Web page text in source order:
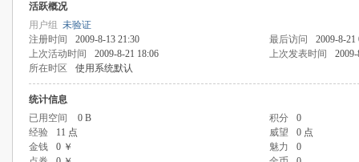
活跃概况
用户组 未验证
注册时间
2009-8-13 21:30 最后访问
2009-8-21
上次活动时间
2009-8-21 18:06 上次发表时间
所在时区
使用系统默认
统计信息
已用空间
0 B 积分
0
经验
11 点 威望
0 点
金钱
0 ￥ 魅力
0